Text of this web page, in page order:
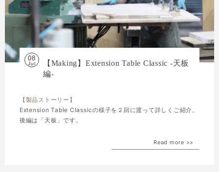
08
Jul
【Making】Extension Table Classic -天板
編-
【製品ストーリー】
Extension Table Classicの様子を２回に渡って詳しくご紹介。
後編は「天板」です。
Read more >>